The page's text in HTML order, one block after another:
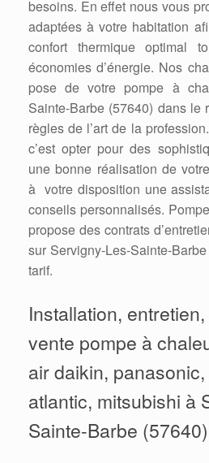
besoins. En effet nous vous
adaptées à votre habitation
confort thermique optimal
économies d’énergie. Nos
pose de votre pompe à
Sainte-Barbe (57640) dans le
règles de l’art de la
c’est opter pour des
une bonne réalisation de
à votre disposition une
conseils personnalisés.
propose des contrats
sur Servigny-Les-Sainte-
tarif.
Installation,
vente pompe à
air daikin,
atlantic, mitsubishi à
Sainte-Barbe (57640)